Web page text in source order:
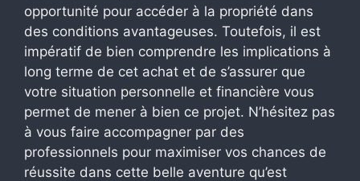
opportunité pour accéder à la propriété dans
des conditions avantageuses. Toutefois, il est
impératif de bien comprendre les implications à
long terme de cet achat et de s’assurer que
votre situation personnelle et financière vous
permet de mener à bien ce projet. N’hésitez pas
à vous faire accompagner par des
professionnels pour maximiser vos chances de
réussite dans cette belle aventure qu’est